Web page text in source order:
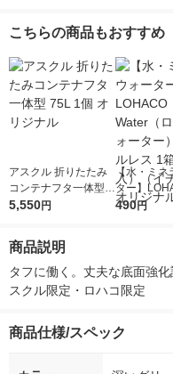
こちらの商品もおすすめ
アスクル 折りたたみ
コンテナフタ一体型 7
5L 1個 オリジナル
5,550円
【水・ミネ
ター】
r（ロハコウ
490円
商品説明
タフに働く。丈夫な底面強
スクル限定・ロハコ限定
商品仕様/スペック